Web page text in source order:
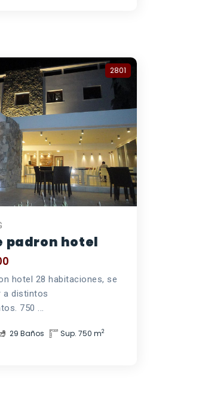
2801
padron hotel
hotel 28 habitaciones, se
a distintos
750 ...
29 Baños Sup. 750 m2